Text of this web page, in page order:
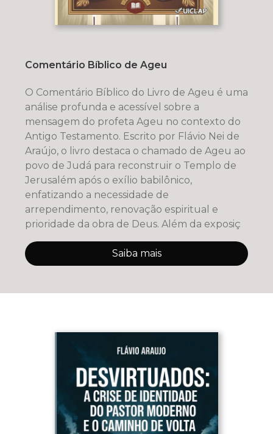
Comentário Bíblico de Ageu
O Comentário Bíblico do Livro de Ageu é uma
análise profunda e acessível sobre a
mensagem do profeta Ageu no contexto do
Antigo Testamento. Escrito por Flávio Nei de
Araújo, o livro destaca o chamado de Ageu ao
povo de Judá para reconstruir o Templo de
Jerusalém após o exílio babilônico,
enfatizando a necessidade de
arrependimento, renovação espiritual e
prioridade da obra de Deus. Além da exposiç
Saiba mais